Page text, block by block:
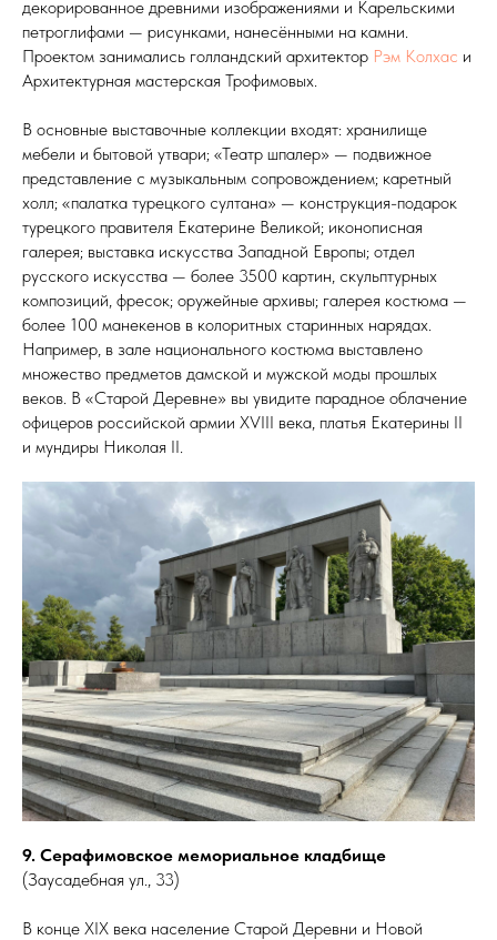
декорированное древними изображениями и Карельскими
петроглифами — рисунками, нанесёнными на камни.
Проектом занимались голландский архитектор Рэм Колхас и
Архитектурная мастерская Трофимовых.
В основные выставочные коллекции входят: хранилище
мебели и бытовой утвари; «Театр шпалер» — подвижное
представление с музыкальным сопровождением; каретный
холл; «палатка турецкого султана» — конструкция-подарок
турецкого правителя Екатерине Великой; иконописная
галерея; выставка искусства Западной Европы; отдел
русского искусства — более 3500 картин, скульптурных
композиций, фресок; оружейные архивы; галерея костюма —
более 100 манекенов в колоритных старинных нарядах.
Например, в зале национального костюма выставлено
множество предметов дамской и мужской моды прошлых
веков. В «Старой Деревне» вы увидите парадное облачение
офицеров российской армии XVIII века, платья Екатерины II
и мундиры Николая II.
9. Серафимовское мемориальное кладбище
(Заусадебная ул., 33)
В конце XIX века население Старой Деревни и Новой